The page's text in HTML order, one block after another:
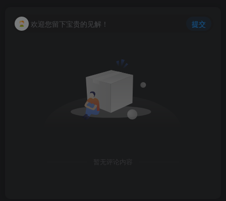
欢迎您留下宝贵的见解！ 提交
暂无评论内容